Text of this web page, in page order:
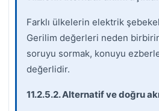
Farklı ülkelerin elektrik
Gerilim değerleri neden
soruyu sormak, konuyu
değerlidir.
11.2.5.2. Alternatif ve doğru